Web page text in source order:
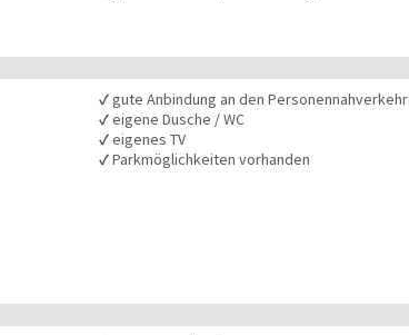
✓gute Anbindung an den Personennahverkehr
✓eigene Dusche / WC
✓eigenes TV
✓Parkmöglichkeiten vorhanden